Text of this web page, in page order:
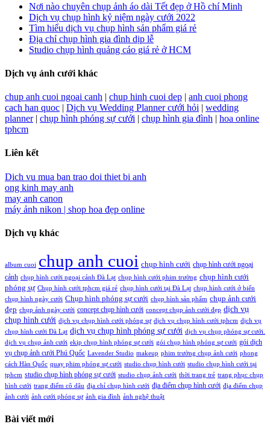
Nơi nào chuyên chụp ảnh áo dài Tết đẹp ở Hồ chí Minh
Dịch vụ chụp hình kỷ niệm ngày cưới 2022
Tìm hiểu dịch vụ chụp hình sản phẩm giá rẻ
Địa chỉ chụp hình gia đình dịp lễ
Studio chụp hình quảng cáo giá rẻ ở HCM
Dịch vụ ảnh cưới khác
chup anh cuoi ngoai canh | chup hinh cuoi dep | anh cuoi phong
cach han quoc | Dịch vụ Wedding Planner cưới hỏi | wedding
planner| chụp hình phóng sự cưới | chụp hình gia đình | hoa online
tphcm
Liên kết
Dich vu mua ban trao doi thiet bi anh
ong kinh may anh
may anh canon
máy ảnh nikon | shop hoa đẹp online
Dịch vụ khác
album cuoi chup anh cuoi chụp hình cưới chụp hình cưới ngoại
cảnh chụp hình cưới ngoại cảnh Đà Lạt chụp hình cưới phim trường chụp hình cưới
phóng sự Chụp hình cưới tphcm giá rẻ chụp hình cưới tại Đà Lạt chụp hình cưới ở biển
chụp hình ngày cưới Chụp hình phóng sự cưới chụp hình sản phẩm chụp ảnh cưới
đẹp chụp ảnh ngày cưới concept chụp hình cưới concept chụp ảnh cưới đẹp dịch vụ
chụp hình cưới dịch vụ chụp hình cưới phóng sự dịch vụ chụp hình cưới tphcm dịch vụ
chụp hình cưới Đà Lạt dịch vụ chụp hình phóng sự cưới dịch vụ chụp phóng sự cưới.
dịch vụ chụp ảnh cưới ekip chụp hình phóng sự cưới gói chụp hình phóng sự cưới gói dịch
vụ chụp ảnh cưới Phú Quốc Lavender Studio makeup phim trường chụp ảnh cưới phong
cách Hàn Quốc quay phim phóng sự cưới studio chụp hình cưới studio chụp hình cưới tại
tphcm studio chụp hình phóng sự cưới studio chụp ảnh cưới thời trang trẻ trang phục chụp
hình cưới trang điểm cô dâu địa chỉ chụp hình cưới địa điểm chụp hình cưới địa điểm chụp
ảnh cưới ảnh cưới phóng sự ảnh gia đình ảnh nghệ thuật
Bài viết mới